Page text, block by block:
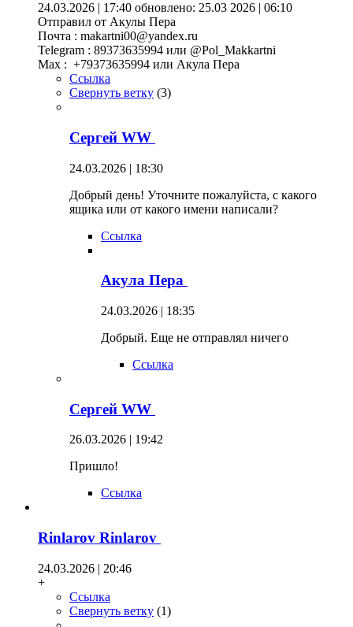
24.03.2026 | 17:40 обновлено: 25.03 2026 | 06:10
Отправил от Акулы Пера
Почта : makartni00@yandex.ru
Telegram : 89373635994 или @Pol_Makkartni
Maх : +79373635994 или Акула Пера
Ссылка
Свернуть ветку (3)
Сергей WW
24.03.2026 | 18:30
Добрый день! Уточните пожалуйста, с какого
ящика или от какого имени написали?
Ссылка
Акула Пера
24.03.2026 | 18:35
Добрый. Еще не отправлял ничего
Ссылка
Сергей WW
26.03.2026 | 19:42
Пришло!
Ссылка
Rinlarov Rinlarov
24.03.2026 | 20:46
+
Ссылка
Свернуть ветку (1)